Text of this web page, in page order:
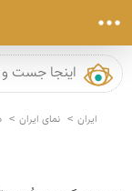
ایران نمای ایران